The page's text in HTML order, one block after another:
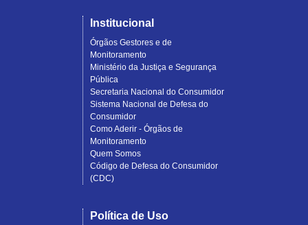
Institucional
Órgãos Gestores e de
Monitoramento
Ministério da Justiça e Segurança
Pública
Secretaria Nacional do Consumidor
Sistema Nacional de Defesa do
Consumidor
Como Aderir - Órgãos de
Monitoramento
Quem Somos
Código de Defesa do Consumidor
(CDC)
Política de Uso